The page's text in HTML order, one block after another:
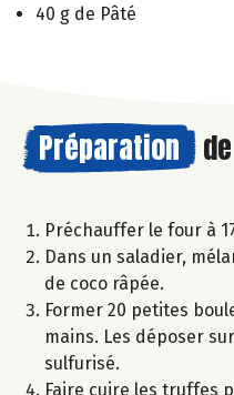
40 g de Pâté
Préparation
Préchauffer le four à
Dans un saladier,
de coco râpée.
Former 20 petites
mains. Les déposer
sulfurisé.
Faire cuire les truffes